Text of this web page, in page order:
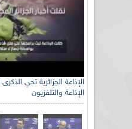
الإذاعة والتلفزيون